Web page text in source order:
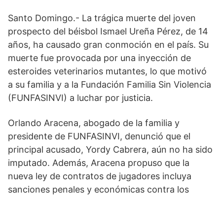
Santo Domingo.- La trágica muerte del joven
prospecto del béisbol Ismael Ureña Pérez, de 14
años, ha causado gran conmoción en el país. Su
muerte fue provocada por una inyección de
esteroides veterinarios mutantes, lo que motivó
a su familia y a la Fundación Familia Sin Violencia
(FUNFASINVI) a luchar por justicia.
Orlando Aracena, abogado de la familia y
presidente de FUNFASINVI, denunció que el
principal acusado, Yordy Cabrera, aún no ha sido
imputado. Además, Aracena propuso que la
nueva ley de contratos de jugadores incluya
sanciones penales y económicas contra los